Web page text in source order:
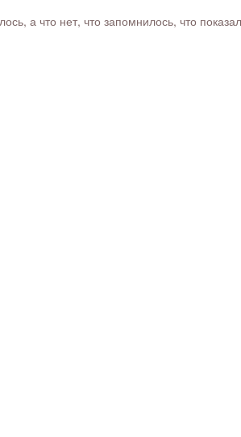
а что нет, что запомнилось, что